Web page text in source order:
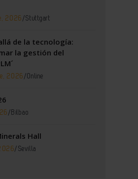
2026 /Stuttgart
de la tecnología:
la gestión del
2026/Online
/ Bilbao
Hall
/ Sevilla